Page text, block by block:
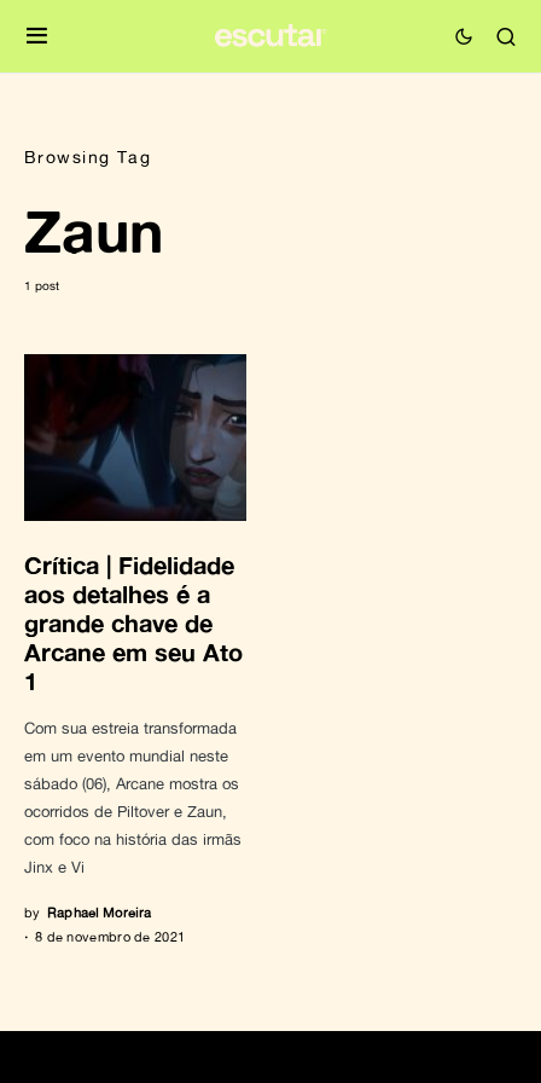
Browsing Tag
Zaun
1 post
Crítica | Fidelidade
aos detalhes é a
grande chave de
Arcane em seu Ato
1
Com sua estreia transformada
em um evento mundial neste
sábado (06), Arcane mostra os
ocorridos de Piltover e Zaun,
com foco na história das irmãs
Jinx e Vi
by Raphael Moreira
8 de novembro de 2021